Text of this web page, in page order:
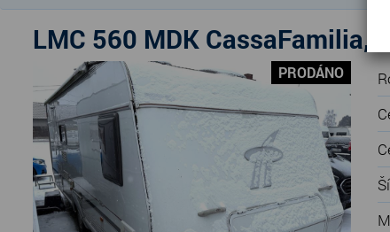
LMC 560 MDK CassaFamilia,
PRODÁNO